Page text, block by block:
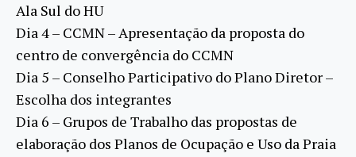
Ala Sul do HU
Dia 4 – CCMN – Apresentação da proposta do
centro de convergência do CCMN
Dia 5 – Conselho Participativo do Plano Diretor –
Escolha dos integrantes
Dia 6 – Grupos de Trabalho das propostas de
elaboração dos Planos de Ocupação e Uso da Praia